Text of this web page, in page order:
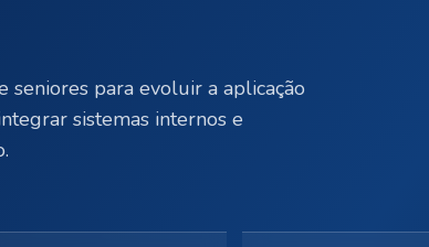
seniores para evoluir a aplicação
sistemas internos e